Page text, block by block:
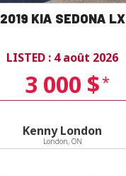
2019 KIA SEDONA LX
LISTED : 4 août 2026
3 000 $*
Kenny London
London, ON